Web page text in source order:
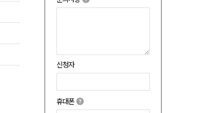
신청자
휴대폰